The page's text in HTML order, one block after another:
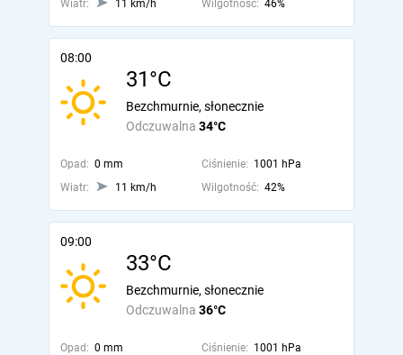
Wiatr: 11 km/h Wilgotność: 46%
08:00
31°C
Odczuwalna 34°C
Bezchmurnie, słonecznie
Opad: 0 mm Ciśnienie: 1001 hPa
Wiatr:
11 km/h Wilgotność: 42%
09:00
33°C
Odczuwalna 36°C
Bezchmurnie, słonecznie
Opad: 0 mm Ciśnienie: 1001 hPa